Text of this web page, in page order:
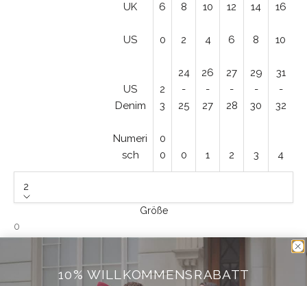
UK 6 8 10 12 14 16
US 0 2 4 6 8 10
US
Denim
2
3
24
-
25
26
-
27
27
-
28
29
-
30
31
-
32
Numeri
sch
0
0
0 1 2 3 4
2
Größe
0
10% WILLKOMMENSRABATT